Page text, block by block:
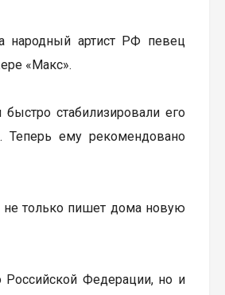
народный артист РФ певец
«Макс».
стабилизировали его
Теперь ему рекомендовано
не только пишет дома новую
Российской Федерации, но и